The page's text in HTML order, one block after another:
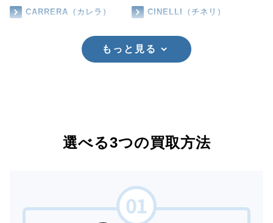
CARRERA（カレラ） CINELLI（チネリ）
もっと見る
選べる3つの買取方法